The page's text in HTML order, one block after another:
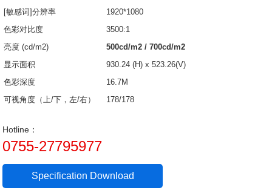
[敏感词]分辨率
1920*1080
色彩对比度
3500:1
亮度 (cd/m2)
500cd/m2 / 700cd/m2
显示面积
930.24 (H) x 523.26(V)
色彩深度
16.7M
可视角度（上/下，左/右）
178/178
Hotline：
0755-27795977
Specification Download